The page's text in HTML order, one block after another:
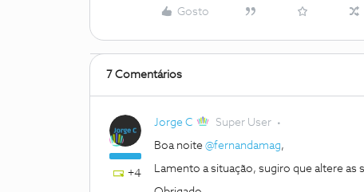
Gosto
7 Comentários
+4
Jorge C Super User
Boa noite @fernandamag,
Lamento a situação, sugiro que altere